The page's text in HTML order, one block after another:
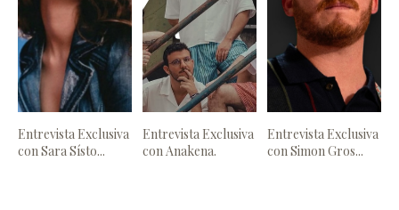
Entrevista Exclusiva
con Sara Sísto...
Entrevista Exclusiva
con Anakena.
Entrevista Exclusiva
con Simon Gros...